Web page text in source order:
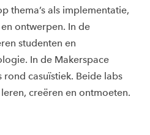
thema’s als implementatie,
ontwerpen. In de
studenten en
In de Makerspace
casuïstiek. Beide labs
creëren en ontmoeten.